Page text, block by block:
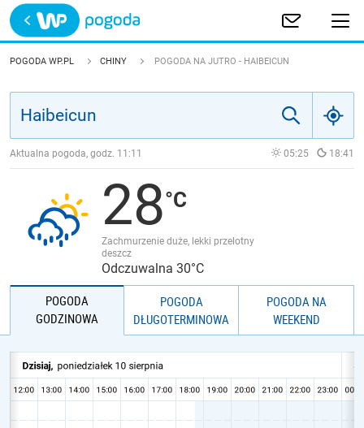
Trwa ładowanie
POLSKA
JAKOŚĆ POWIETRZA
POGODA WP.PL CHINY POGODA NA JUTRO - HAIBEICUN
Aktualna pogoda, godz. 11:11 05:25 18:41
28
Zachmurzenie duże, lekki przelotny
deszcz
Odczuwalna 30°C
POGODA
GODZINOWA
POGODA
DŁUGOTERMINOWA
POGODA NA
WEEKEND